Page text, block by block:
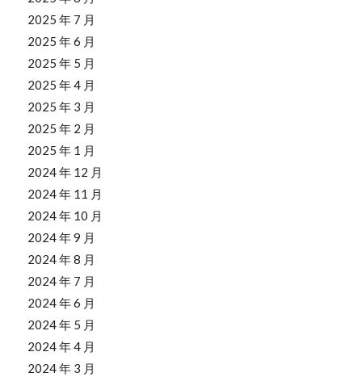
2025 年 7 月
2025 年 6 月
2025 年 5 月
2025 年 4 月
2025 年 3 月
2025 年 2 月
2025 年 1 月
2024 年 12 月
2024 年 11 月
2024 年 10 月
2024 年 9 月
2024 年 8 月
2024 年 7 月
2024 年 6 月
2024 年 5 月
2024 年 4 月
2024 年 3 月